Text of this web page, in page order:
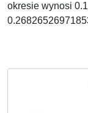
okresie wynosi